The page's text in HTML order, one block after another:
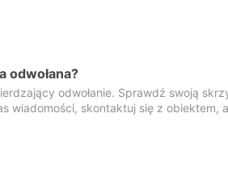
odwołana?
odwołanie. Sprawdź swoją
wiadomości, skontaktuj się z obiektem,